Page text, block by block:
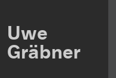
Uwe
Gräbner